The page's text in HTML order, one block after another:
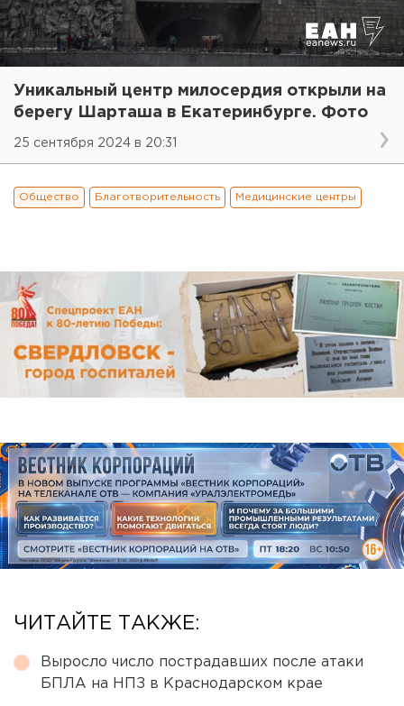
Уникальный центр милосердия открыли на
берегу Шарташа в Екатеринбурге. Фото
25 сентября 2024 в 20:31
Общество Благотворительность Медицинские центры
ЧИТАЙТЕ ТАКЖЕ:
Выросло число пострадавших после атаки
БПЛА на НПЗ в Краснодарском крае